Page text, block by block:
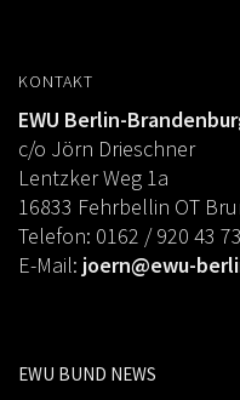
KONTAKT
EWU Berlin-
c/o Jörn Drieschner
Lentzker Weg 1a
16833 Fehrbellin OT
Telefon: 0162 / 920 43 73
E-Mail: joern@ewu-
EWU BUND NEWS